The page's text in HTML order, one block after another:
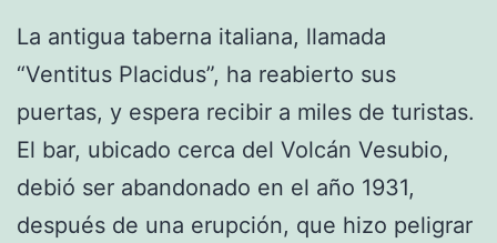
La antigua taberna italiana, llamada
“Ventitus Placidus”, ha reabierto sus
puertas, y espera recibir a miles de turistas.
El bar, ubicado cerca del Volcán Vesubio,
debió ser abandonado en el año 1931,
después de una erupción, que hizo peligrar